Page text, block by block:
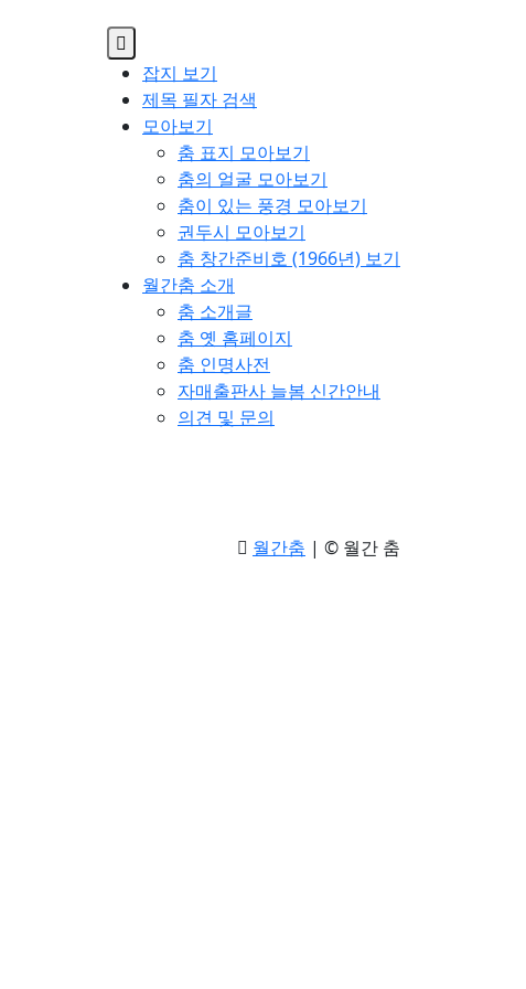
잡지 보기
제목 필자 검색
모아보기
춤 표지 모아보기
춤의 얼굴 모아보기
춤이 있는 풍경 모아보기
권두시 모아보기
춤 창간준비호 (1966년) 보기
월간춤 소개
춤 소개글
춤 옛 홈페이지
춤 인명사전
자매출판사 늘봄 신간안내
의견 및 문의
월간춤 | © 월간 춤